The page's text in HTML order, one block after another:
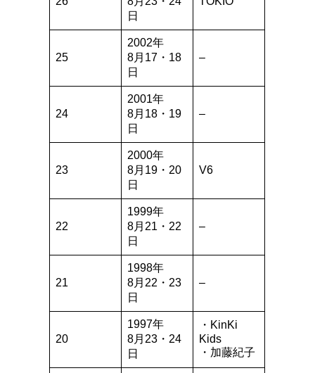
日
25
2002年
8月17・18
日
–
24
2001年
8月18・19
日
–
23
2000年
8月19・20
日
V6
22
1999年
8月21・22
日
–
21
1998年
8月22・23
日
–
20
1997年
8月23・24
日
・KinKi
Kids
・加藤紀子